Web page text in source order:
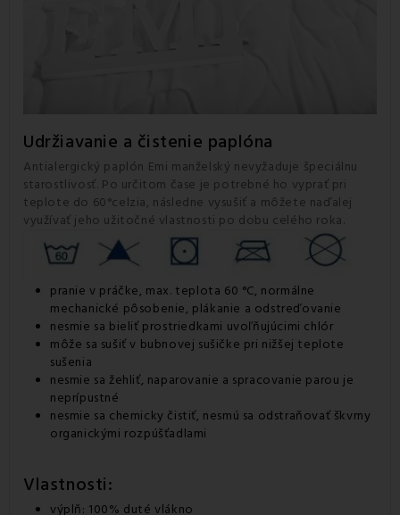
Udržiavanie a čistenie paplóna
Antialergický paplón Emi manželský nevyžaduje špeciálnu
starostlivosť. Po určitom čase je potrebné ho vyprať pri
teplote do 60°celzia, následne vysušiť a môžete naďalej
využívať jeho užitočné vlastnosti po dobu celého roka.
pranie v práčke, max. teplota 60 °C, normálne
mechanické pôsobenie, plákanie a odstreďovanie
nesmie sa bieliť prostriedkami uvoľňujúcimi chlór
môže sa sušiť v bubnovej sušičke pri nižšej teplote
sušenia
nesmie sa žehliť, naparovanie a spracovanie parou je
neprípustné
nesmie sa chemicky čistiť, nesmú sa odstraňovať škvrny
organickými rozpúšťadlami
Vlastnosti:
výplň: 100% duté vlákno